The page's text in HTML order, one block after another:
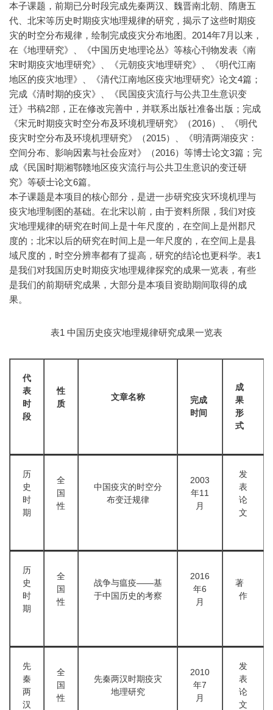
本子课题，前期已分时段完成先秦两汉、魏晋南北朝、隋唐五
代、北宋等历史时期疫灾地理规律的研究，揭示了这些时期疫
灾的时空分布规律，绘制完成疫灾分布地图。2014年7月以来，
在《地理研究》、《中国历史地理论丛》等核心刊物发表《南
宋时期疫灾地理研究》、《元朝疫灾地理研究》、《明代江南
地区的疫灾地理》、《清代江南地区疫灾地理研究》论文4篇；
完成《清时期的疫灾》、《民国疫灾流行与公共卫生意识变
迁》书稿2部，正在修改完善中，并联系出版社准备出版；完成
《宋元时期疫灾时空分布及环境机理研究》（2016）、《明代
疫灾时空分布及环境机理研究》（2015）、《明清两湖疫灾：
空间分布、影响因素与社会应对》（2016）等博士论文3篇；完
成《民国时期湘鄂赣地区疫灾流行与公共卫生意识的变迁研
究》等硕士论文6篇。
本子课题是本项目的核心部分，是进一步研究疫灾环境机理与
疫灾地理制图的基础。在北宋以前，由于资料所限，我们对疫
灾地理规律的研究在时间上是十年尺度的，在空间上是州郡尺
度的；北宋以后的研究在时间上是一年尺度的，在空间上是县
域尺度的，时空分辨率都有了提高，研究的结论也更科学。表1
是我们对我国历史时期疫灾地理规律探究的成果一览表，有些
是我们的前期研究成果，大部分是本项目资助期间取得的成
果。
表1 中国历史疫灾地理规律研究成果一览表
代
表
时
段
性
质
文章名称
完成
时间
成
果
形
式
历
史
时
期
全
国
性
中国疫灾的时空分
布变迁规律
2003
年11
月
发
表
论
文
历
史
时
期
全
国
性
战争与瘟疫——基
于中国历史的考察
2016
年6
月
著
作
先
秦
两
汉
全
国
性
先秦两汉时期疫灾
地理研究
2010
年7
月
发
表
论
文